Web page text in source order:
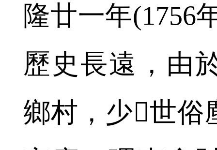
隆廿一年(1756
歷史長遠，由
鄉村，少世俗